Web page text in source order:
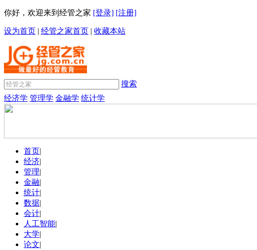
你好，欢迎来到经管之家 [登录] [注册]
设为首页 | 经管之家首页 | 收藏本站
搜索
经济学 管理学 金融学 统计学
首页|
经济|
管理|
金融|
统计|
数据|
会计|
人工智能|
大学|
论文|